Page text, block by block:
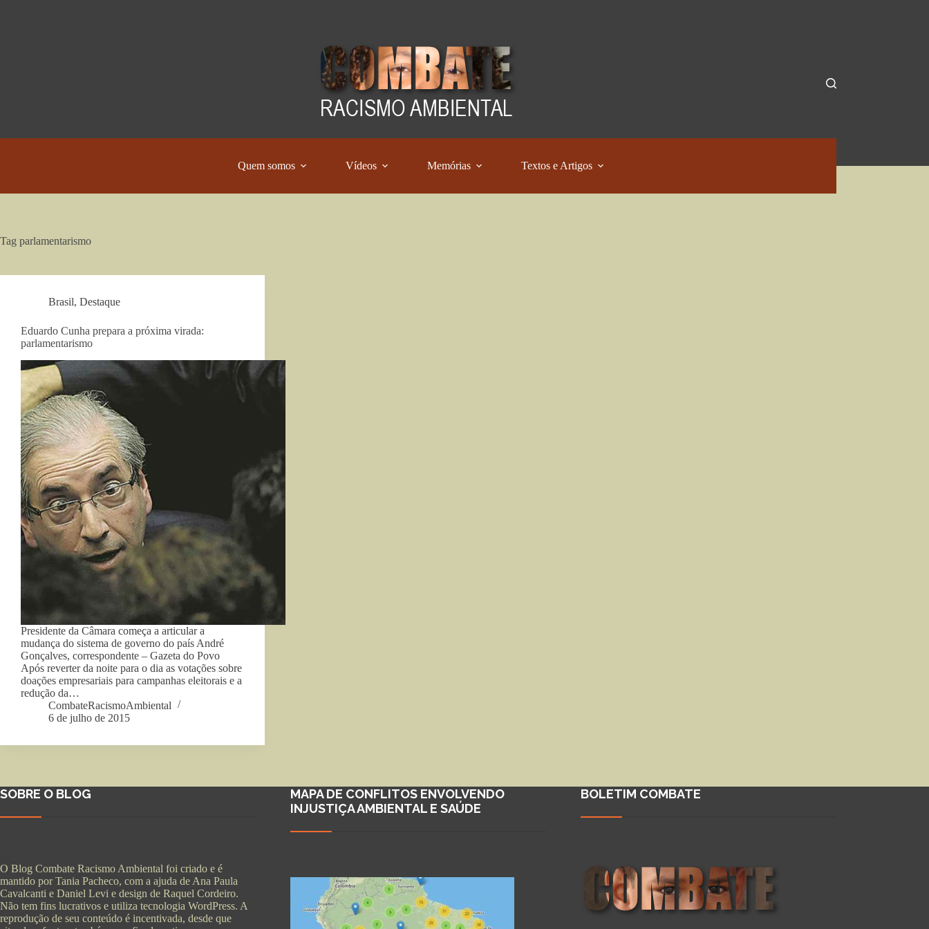
Quem somos Vídeos Memórias Textos e Artigos
Tag parlamentarismo
Brasil, Destaque
Eduardo Cunha prepara a próxima virada:
parlamentarismo
Presidente da Câmara começa a articular a
mudança do sistema de governo do país André
Gonçalves, correspondente – Gazeta do Povo
Após reverter da noite para o dia as votações sobre
doações empresariais para campanhas eleitorais e a
redução da…
CombateRacismoAmbiental
6 de julho de 2015
SOBRE O BLOG
O Blog Combate Racismo Ambiental foi criado e é
mantido por Tania Pacheco, com a ajuda de Ana Paula
Cavalcanti e Daniel Levi e design de Raquel Cordeiro.
Não tem fins lucrativos e utiliza tecnologia WordPress. A
reprodução de seu conteúdo é incentivada, desde que
MAPA DE CONFLITOS ENVOLVENDO
INJUSTIÇA AMBIENTAL E SAÚDE
BOLETIM COMBATE